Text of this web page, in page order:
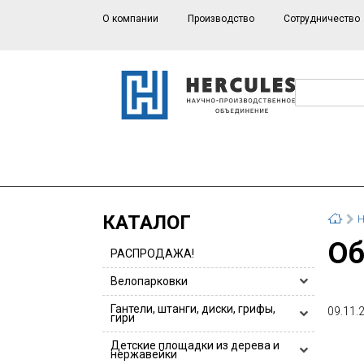
О компании Производство Сотрудничество
КАТАЛОГ
РАСПРОДАЖА!
Велопарковки
Велопарковки HERCULES
Велопарковки для 1 или 2 велосипедов
Велопарковки из нержавейки
Гантели, штанги, диски, грифы,
гири
Гантели, гантельные ряды
Детские площадки из дерева и
нержавейки